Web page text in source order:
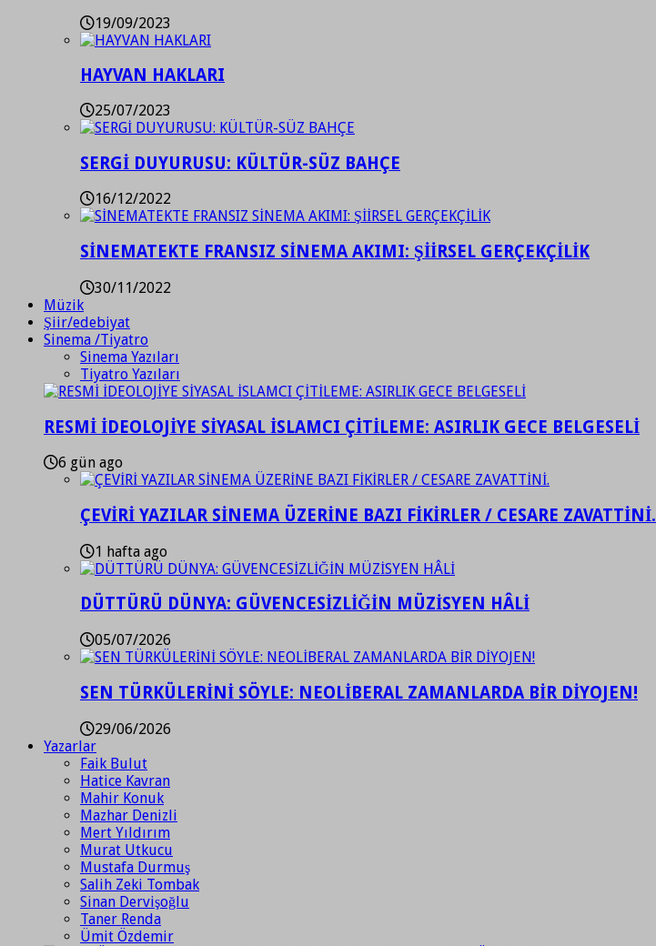
19/09/2023
HAYVAN HAKLARI
25/07/2023
SERGİ DUYURUSU: KÜLTÜR-SÜZ BAHÇE
16/12/2022
SİNEMATEKTE FRANSIZ SİNEMA AKIMI: ŞİİRSEL GERÇEKÇİLİK
30/11/2022
Müzik
Şiir/edebiyat
Sinema /Tiyatro
Sinema Yazıları
Tiyatro Yazıları
RESMİ İDEOLOJİYE SİYASAL İSLAMCI ÇİTİLEME: ASIRLIK GECE BELGESELİ
6 gün ago
ÇEVİRİ YAZILAR SİNEMA ÜZERİNE BAZI FİKİRLER / CESARE ZAVATTİNİ.
1 hafta ago
DÜTTÜRÜ DÜNYA: GÜVENCESİZLİĞİN MÜZİSYEN HÂLİ
05/07/2026
SEN TÜRKÜLERİNİ SÖYLE: NEOLİBERAL ZAMANLARDA BİR DİYOJEN!
29/06/2026
Yazarlar
Faik Bulut
Hatice Kavran
Mahir Konuk
Mazhar Denizli
Mert Yıldırım
Murat Utkucu
Mustafa Durmuş
Salih Zeki Tombak
Sinan Dervişoğlu
Taner Renda
Ümit Özdemir